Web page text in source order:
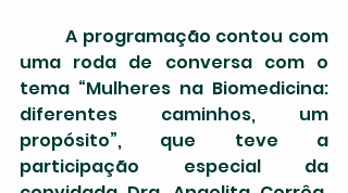
uma roda de conversa com o
tema “Mulheres na Biomedicina:
diferentes caminhos, um
propósito”, que teve a
participação especial da